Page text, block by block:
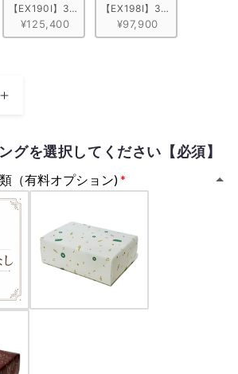
イタリア象嵌小物入れ付き モノトーン
【EX190I】30弁 ORPHEUS イタリア象嵌小物入
¥125,400
【EX198I】30弁 ORPHEUS
¥97,900
MM308S+GAX】
キ
キ
GReeeeN
GReeeeN【MM308S+GAX】
の
を
増
や
グを選択してください【必須】
（有料オプション)